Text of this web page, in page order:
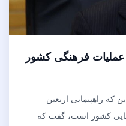
عملیات فرهنگی کشور
که راهپیمایی اربعین
کشور است، گفت که